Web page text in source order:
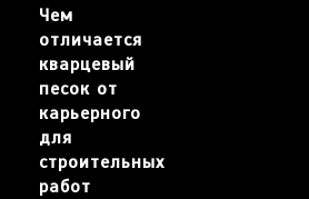
Чем
отличается
кварцевый
песок от
карьерного
для
строительных
работ